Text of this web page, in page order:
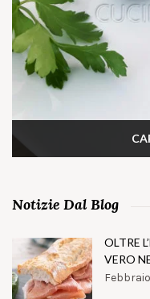
Notizie Dal Blog
OLTRE
VERO